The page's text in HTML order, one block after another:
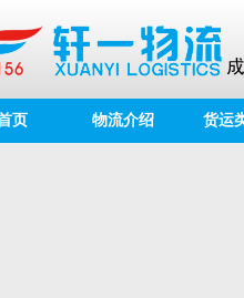
页 物流介绍 货运